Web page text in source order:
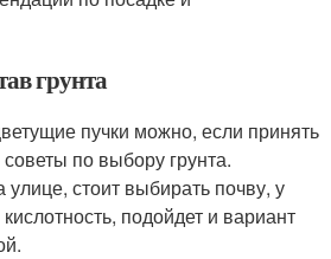
грунта
пучки можно, если принять
по выбору грунта.
стоит выбирать почву, у
подойдет и вариант